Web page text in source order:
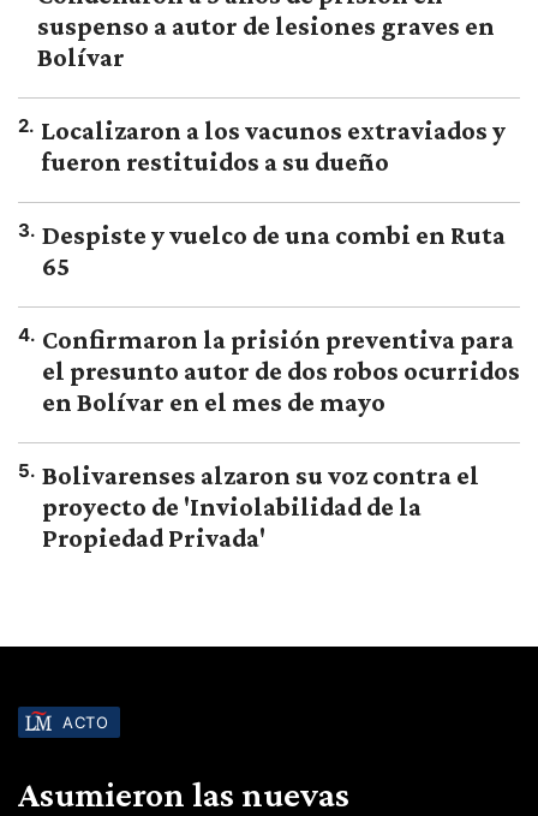
suspenso a autor de lesiones graves en
Bolívar
2. Localizaron a los vacunos extraviados y
fueron restituidos a su dueño
3. Despiste y vuelco de una combi en Ruta
65
4. Confirmaron la prisión preventiva para
el presunto autor de dos robos ocurridos
en Bolívar en el mes de mayo
5. Bolivarenses alzaron su voz contra el
proyecto de 'Inviolabilidad de la
Propiedad Privada'
ACTO
Asumieron las nuevas